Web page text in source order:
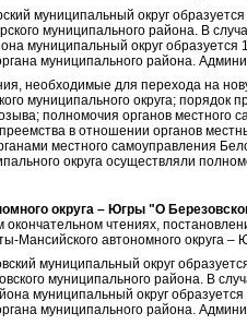
муниципальный округ
муниципального района. В
муниципальный округ
муниципального района.
необходимые для перехода на
муниципального округа; порядок
полномочия органов местного
в отношении органов
местного самоуправления
округа осуществляли
округа – Югры "О
окончательном чтениях,
Мансийского автономного округа –
муниципальный округ
муниципального района. В
муниципальный округ
муниципального района.